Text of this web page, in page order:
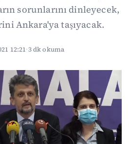
sorunlarını dinleyecek,
Ankara'ya taşıyacak.
12:21·3 dk okuma